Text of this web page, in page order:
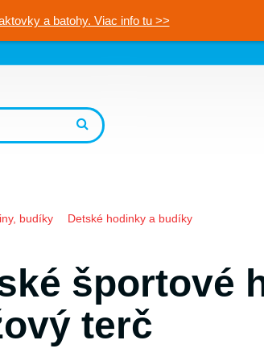
a batohy. Viac info tu >>
budíky
Detské hodinky a budíky
športové
terč